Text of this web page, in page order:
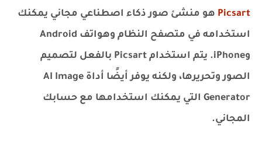
Picsart هو منشئ صور ذكاء اصطناعي مجاني يمكنك
استخدامه في متصفح النظام وهواتف Android
وiPhone. يتم استخدام Picsart بالفعل لتصميم
الصور وتحريرها، ولكنه يوفر أيضًا أداة AI Image
Generator التي يمكنك استخدامها مع حسابك
المجاني.